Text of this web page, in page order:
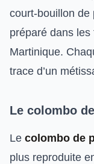
court-bouillon de
préparé dans
Martinique.
trace d’un
Le colombo
Le colombo de
plus reproduite